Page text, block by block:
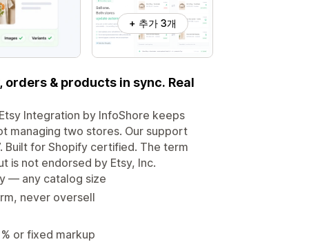
+ 추가 3개
& products in sync. Real
Integration by InfoShore keeps
managing two stores. Our support
Built for Shopify certified. The term
is not endorsed by Etsy, Inc.
— any catalog size
never oversell
or fixed markup